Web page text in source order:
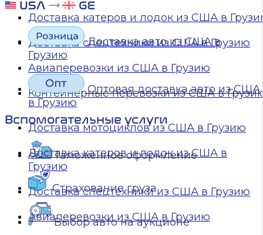
Доставка авто из США в
Грузию
Оптовая доставка авто из США
в Грузию
Доставка мотоциклов из США в Грузию
Доставка катеров и лодок из США в
Грузию
Доставка спецтехники из США в Грузию
Авиаперевозки из США в Грузию
Доставка катеров и лодок из США в
Доставка спецтехники из США в Грузию
Авиаперевозки из США в Грузию
Контейнерные перевозки из США в
Вспомогательные услуги
Таможенное оформление
Страхование груза
Выбор авто на аукционе